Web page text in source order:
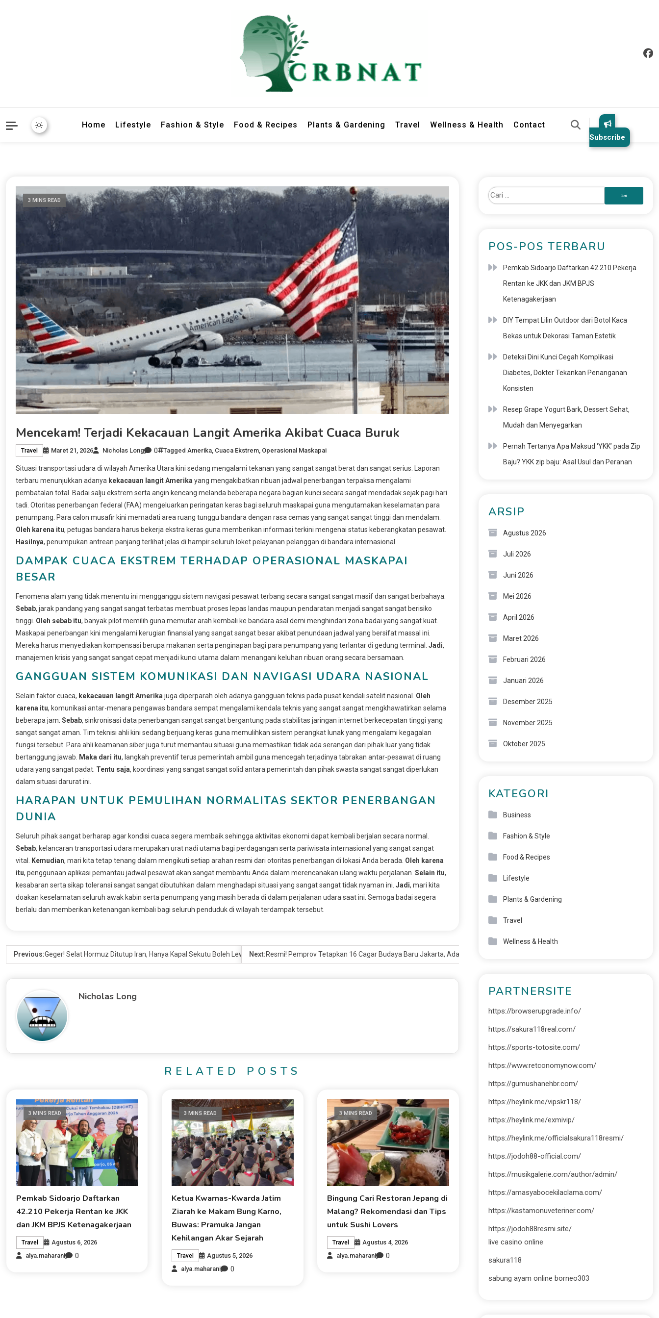
Home Lifestyle Fashion & Style Food & Recipes Plants & Gardening Travel Wellness & Health Contact
Subscribe
3 MINS READ
Mencekam! Terjadi Kekacauan Langit Amerika Akibat Cuaca Buruk
Travel Maret 21, 2026 Nicholas Long 0 Tagged Amerika, Cuaca Ekstrem, Operasional Maskapai
Situasi transportasi udara di wilayah Amerika Utara kini sedang mengalami tekanan yang sangat sangat berat dan sangat serius. Laporan
terbaru menunjukkan adanya kekacauan langit Amerika yang mengakibatkan ribuan jadwal penerbangan terpaksa mengalami
pembatalan total. Badai salju ekstrem serta angin kencang melanda beberapa negara bagian kunci secara sangat mendadak sejak pagi hari
tadi. Otoritas penerbangan federal (FAA) mengeluarkan peringatan keras bagi seluruh maskapai guna mengutamakan keselamatan para
penumpang. Para calon musafir kini memadati area ruang tunggu bandara dengan rasa cemas yang sangat sangat tinggi dan mendalam.
Oleh karena itu, petugas bandara harus bekerja ekstra keras guna memberikan informasi terkini mengenai status keberangkatan pesawat.
Hasilnya, penumpukan antrean panjang terlihat jelas di hampir seluruh loket pelayanan pelanggan di bandara internasional.
DAMPAK CUACA EKSTREM TERHADAP OPERASIONAL MASKAPAI
BESAR
Fenomena alam yang tidak menentu ini mengganggu sistem navigasi pesawat terbang secara sangat sangat masif dan sangat berbahaya.
Sebab, jarak pandang yang sangat sangat terbatas membuat proses lepas landas maupun pendaratan menjadi sangat sangat berisiko
tinggi. Oleh sebab itu, banyak pilot memilih guna memutar arah kembali ke bandara asal demi menghindari zona badai yang sangat kuat.
Maskapai penerbangan kini mengalami kerugian finansial yang sangat sangat besar akibat penundaan jadwal yang bersifat massal ini.
Mereka harus menyediakan kompensasi berupa makanan serta penginapan bagi para penumpang yang terlantar di gedung terminal. Jadi,
manajemen krisis yang sangat sangat cepat menjadi kunci utama dalam menangani keluhan ribuan orang secara bersamaan.
GANGGUAN SISTEM KOMUNIKASI DAN NAVIGASI UDARA NASIONAL
Selain faktor cuaca, kekacauan langit Amerika juga diperparah oleh adanya gangguan teknis pada pusat kendali satelit nasional. Oleh
karena itu, komunikasi antar-menara pengawas bandara sempat mengalami kendala teknis yang sangat sangat mengkhawatirkan selama
beberapa jam. Sebab, sinkronisasi data penerbangan sangat sangat bergantung pada stabilitas jaringan internet berkecepatan tinggi yang
sangat sangat aman. Tim teknisi ahli kini sedang berjuang keras guna memulihkan sistem perangkat lunak yang mengalami kegagalan
fungsi tersebut. Para ahli keamanan siber juga turut memantau situasi guna memastikan tidak ada serangan dari pihak luar yang tidak
bertanggung jawab.
Maka dari itu, langkah preventif terus pemerintah ambil guna mencegah terjadinya tabrakan antar-pesawat di ruang
udara yang sangat padat. Tentu saja, koordinasi yang sangat sangat solid antara pemerintah dan pihak swasta sangat sangat diperlukan
dalam situasi darurat ini.
HARAPAN UNTUK PEMULIHAN NORMALITAS SEKTOR PENERBANGAN
DUNIA
Seluruh pihak sangat berharap agar kondisi cuaca segera membaik sehingga aktivitas ekonomi dapat kembali berjalan secara normal.
Sebab, kelancaran transportasi udara merupakan urat nadi utama bagi perdagangan serta pariwisata internasional yang sangat sangat
vital.
Kemudian, mari kita tetap tenang dalam mengikuti setiap arahan resmi dari otoritas penerbangan di lokasi Anda berada. Oleh karena
itu, penggunaan aplikasi pemantau jadwal pesawat akan sangat membantu Anda dalam merencanakan ulang waktu perjalanan. Selain itu,
kesabaran serta sikap toleransi sangat sangat dibutuhkan dalam menghadapi situasi yang sangat sangat tidak nyaman ini. Jadi, mari kita
doakan keselamatan seluruh awak kabin serta penumpang yang masih berada di dalam perjalanan udara saat ini. Semoga badai segera
berlalu dan memberikan ketenangan kembali bagi seluruh penduduk di wilayah terdampak tersebut.
Previous:Geger! Selat Hormuz Ditutup Iran, Hanya Kapal Sekutu Boleh LewatNext:Resmi! Pemprov Tetapkan 16 Cagar Budaya Baru Jakarta, Ada Sarinah
Nicholas Long
RELATED POSTS
3 MINS READ
Pemkab Sidoarjo Daftarkan
42.210 Pekerja Rentan ke JKK
dan JKM BPJS Ketenagakerjaan
Travel
Agustus 6, 2026
alya.maharani
0
3 MINS READ
Ketua Kwarnas-Kwarda Jatim
Ziarah ke Makam Bung Karno,
Buwas: Pramuka Jangan
Kehilangan Akar Sejarah
Travel
Agustus 5, 2026
alya.maharani
0
3 MINS READ
Bingung Cari Restoran Jepang di
Malang? Rekomendasi dan Tips
untuk Sushi Lovers
Travel
Agustus 4, 2026
alya.maharani
0
POS-POS TERBARU
Pemkab Sidoarjo Daftarkan 42.210 Pekerja
Rentan ke JKK dan JKM BPJS
Ketenagakerjaan
DIY Tempat Lilin Outdoor dari Botol Kaca
Bekas untuk Dekorasi Taman Estetik
Deteksi Dini Kunci Cegah Komplikasi
Diabetes, Dokter Tekankan Penanganan
Konsisten
Resep Grape Yogurt Bark, Dessert Sehat,
Mudah dan Menyegarkan
Pernah Tertanya Apa Maksud ‘YKK’ pada Zip
Baju? YKK zip baju: Asal Usul dan Peranan
ARSIP
Agustus 2026
Juli 2026
Juni 2026
Mei 2026
April 2026
Maret 2026
Februari 2026
Januari 2026
Desember 2025
November 2025
Oktober 2025
KATEGORI
Business
Fashion & Style
Food & Recipes
Lifestyle
Plants & Gardening
Travel
Wellness & Health
PARTNERSITE
https://browserupgrade.info/
https://sakura118real.com/
https://sports-totosite.com/
https://www.retconomynow.com/
https://gumushanehbr.com/
https://heylink.me/vipskr118/
https://heylink.me/exmivip/
https://heylink.me/officialsakura118resmi/
https://jodoh88-official.com/
https://musikgalerie.com/author/admin/
https://amasyabocekilaclama.com/
https://kastamonuveteriner.com/
https://jodoh88resmi.site/
live casino online
sakura118
sabung ayam online borneo303